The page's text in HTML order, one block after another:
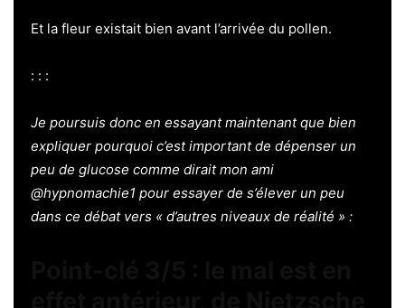
Et la fleur existait bien avant l’arrivée du pollen.
: : :
Je poursuis donc en essayant maintenant que bien
expliquer pourquoi c’est important de dépenser un
peu de glucose comme dirait mon ami
@hypnomachie1 pour essayer de s’élever un peu
dans ce débat vers « d’autres niveaux de réalité » :